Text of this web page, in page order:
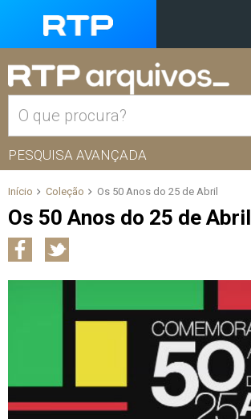
PESQUISA AVANÇADA
Início Coleção Os 50 Anos do 25 de Abril
Os 50 Anos do 25 de Abril